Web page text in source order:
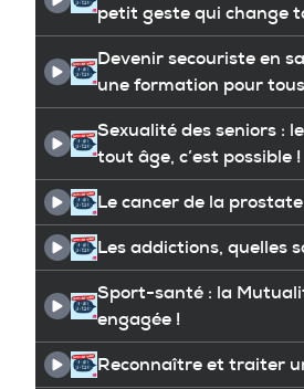
petit geste qui change
Devenir secouriste en
une formation pour tous
Sexualité des seniors :
tout âge, c’est possible !
Le cancer de la
Les addictions, quelles
Sport-santé : la
engagée !
Reconnaître et traiter